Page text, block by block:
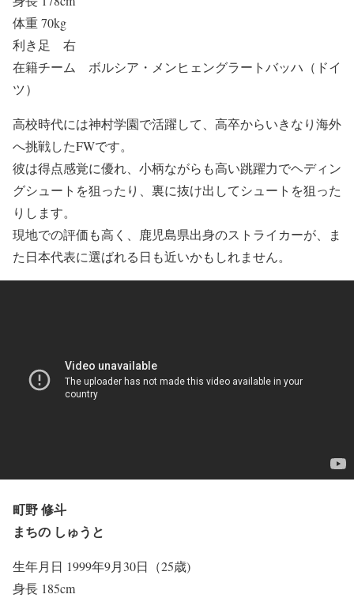
体重 70kg
利き足 右
在籍チーム ボルシア・メンヒェングラートバッハ（ドイ
ツ）
高校時代には神村学園で活躍して、高卒からいきなり海外
へ挑戦したFWです。
彼は得点感覚に優れ、小柄ながらも高い跳躍力でヘディン
グシュートを狙ったり、裏に抜け出してシュートを狙った
りします。
現地での評価も高く、鹿児島県出身のストライカーが、ま
た日本代表に選ばれる日も近いかもしれません。
町野 修斗
まちの しゅうと
生年月日 1999年9月30日（25歳)
身長 185cm